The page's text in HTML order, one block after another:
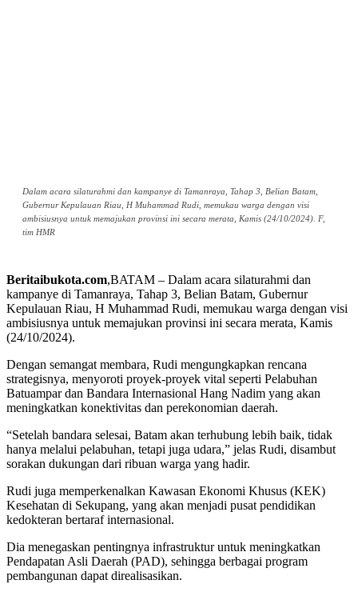
Dalam acara silaturahmi dan kampanye di Tamanraya, Tahap 3, Belian Batam,
Gubernur Kepulauan Riau, H Muhammad Rudi, memukau warga dengan visi
ambisiusnya untuk memajukan provinsi ini secara merata, Kamis (24/10/2024). F,
tim HMR
Beritaibukota.com,BATAM – Dalam acara silaturahmi dan
kampanye di Tamanraya, Tahap 3, Belian Batam, Gubernur
Kepulauan Riau, H Muhammad Rudi, memukau warga dengan visi
ambisiusnya untuk memajukan provinsi ini secara merata, Kamis
(24/10/2024).
Dengan semangat membara, Rudi mengungkapkan rencana
strategisnya, menyoroti proyek-proyek vital seperti Pelabuhan
Batuampar dan Bandara Internasional Hang Nadim yang akan
meningkatkan konektivitas dan perekonomian daerah.
“Setelah bandara selesai, Batam akan terhubung lebih baik, tidak
hanya melalui pelabuhan, tetapi juga udara,” jelas Rudi, disambut
sorakan dukungan dari ribuan warga yang hadir.
Rudi juga memperkenalkan Kawasan Ekonomi Khusus (KEK)
Kesehatan di Sekupang, yang akan menjadi pusat pendidikan
kedokteran bertaraf internasional.
Dia menegaskan pentingnya infrastruktur untuk meningkatkan
Pendapatan Asli Daerah (PAD), sehingga berbagai program
pembangunan dapat direalisasikan.